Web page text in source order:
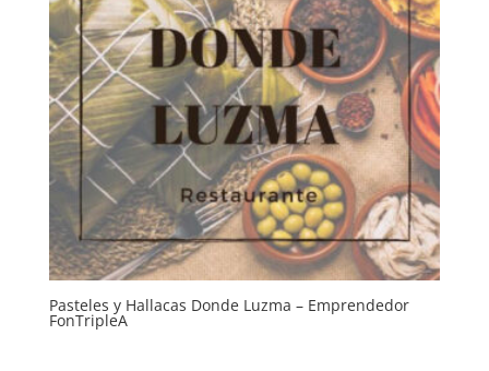
Pasteles y Hallacas Donde Luzma – Emprendedor
FonTripleA